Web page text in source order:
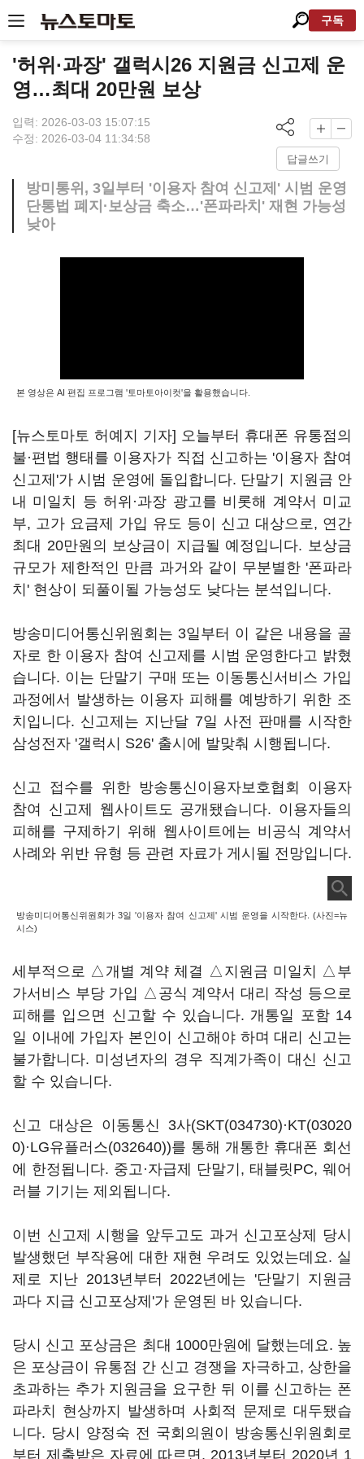
구독
'허위·과장' 갤럭시26 지원금 신고제 운
영…최대 20만원 보상
입력: 2026-03-03 15:07:15
수정: 2026-03-04 11:34:58
답글쓰기
방미통위, 3일부터 '이용자 참여 신고제' 시범 운영
단통법 폐지·보상금 축소…'폰파라치' 재현 가능성
낮아
본 영상은 AI 편집 프로그램 '토마토아이컷'을 활용했습니다.
[뉴스토마토 허예지 기자] 오늘부터 휴대폰 유통점의
불·편법 행태를 이용자가 직접 신고하는 '이용자 참여
신고제'가 시범 운영에 돌입합니다. 단말기 지원금 안
내 미일치 등 허위·과장 광고를 비롯해 계약서 미교
부, 고가 요금제 가입 유도 등이 신고 대상으로, 연간
최대 20만원의 보상금이 지급될 예정입니다. 보상금
규모가 제한적인 만큼 과거와 같이 무분별한 '폰파라
치' 현상이 되풀이될 가능성도 낮다는 분석입니다.
방송미디어통신위원회는 3일부터 이 같은 내용을 골
자로 한 이용자 참여 신고제를 시범 운영한다고 밝혔
습니다. 이는 단말기 구매 또는 이동통신서비스 가입
과정에서 발생하는 이용자 피해를 예방하기 위한 조
치입니다. 신고제는 지난달 7일 사전 판매를 시작한
삼성전자 '갤럭시 S26' 출시에 발맞춰 시행됩니다.
신고 접수를 위한 방송통신이용자보호협회 이용자
참여 신고제 웹사이트도 공개됐습니다. 이용자들의
피해를 구제하기 위해 웹사이트에는 비공식 계약서
사례와 위반 유형 등 관련 자료가 게시될 전망입니다.
방송미디어통신위원회가 3일 '이용자 참여 신고제' 시범 운영을 시작한다. (사진=뉴
시스)
세부적으로 △개별 계약 체결 △지원금 미일치 △부
가서비스 부당 가입 △공식 계약서 대리 작성 등으로
피해를 입으면 신고할 수 있습니다. 개통일 포함 14
일 이내에 가입자 본인이 신고해야 하며 대리 신고는
불가합니다. 미성년자의 경우 직계가족이 대신 신고
할 수 있습니다.
신고 대상은 이동통신 3사(SKT(034730)·KT(03020
0)·LG유플러스(032640))를 통해 개통한 휴대폰 회선
에 한정됩니다. 중고·자급제 단말기, 태블릿PC, 웨어
러블 기기는 제외됩니다.
이번 신고제 시행을 앞두고도 과거 신고포상제 당시
발생했던 부작용에 대한 재현 우려도 있었는데요. 실
제로 지난 2013년부터 2022년에는 '단말기 지원금
과다 지급 신고포상제'가 운영된 바 있습니다.
당시 신고 포상금은 최대 1000만원에 달했는데요. 높
은 포상금이 유통점 간 신고 경쟁을 자극하고, 상한을
초과하는 추가 지원금을 요구한 뒤 이를 신고하는 폰
파라치 현상까지 발생하며 사회적 문제로 대두됐습
니다. 당시 양정숙 전 국회의원이 방송통신위원회로
부터 제출받은 자료에 따르면, 2013년부터 2020년 1